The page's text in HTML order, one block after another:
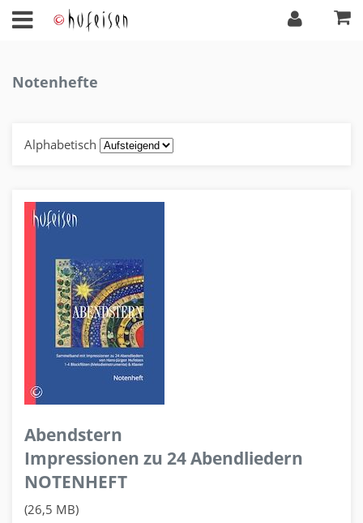
Notenhefte
Alphabetisch
Abendstern
Impressionen zu 24 Abendliedern
NOTENHEFT
(26,5 MB)